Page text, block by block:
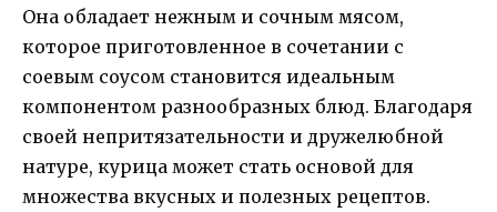
Она обладает нежным и сочным мясом,
которое приготовленное в сочетании с
соевым соусом становится идеальным
компонентом разнообразных блюд. Благодаря
своей непритязательности и дружелюбной
натуре, курица может стать основой для
множества вкусных и полезных рецептов.